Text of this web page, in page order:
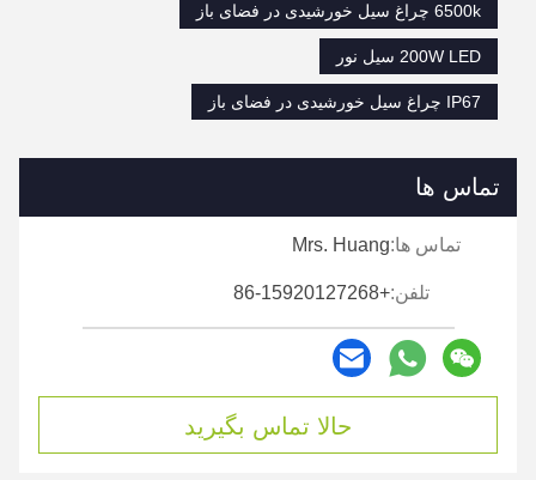
6500k چراغ سیل خورشیدی در فضای باز
200W LED سیل نور
IP67 چراغ سیل خورشیدی در فضای باز
تماس ها
تماس ها:Mrs. Huang
تلفن:+86-15920127268
حالا تماس بگیرید